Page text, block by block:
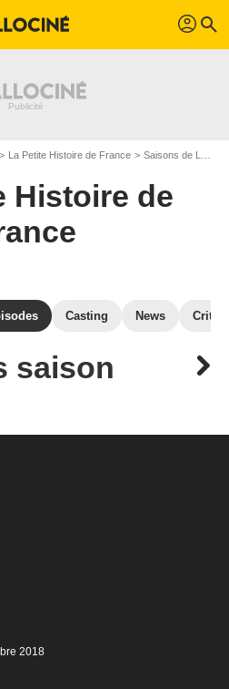
profil search
La Petite Histoire de France Saisons de La Petite Histoire de France
Histoire de
Casting News
saison
2018